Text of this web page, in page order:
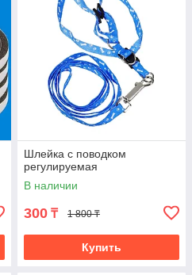
Шлейка с поводком
регулируемая
В наличии
300 ₸ 1 800 ₸
Купить